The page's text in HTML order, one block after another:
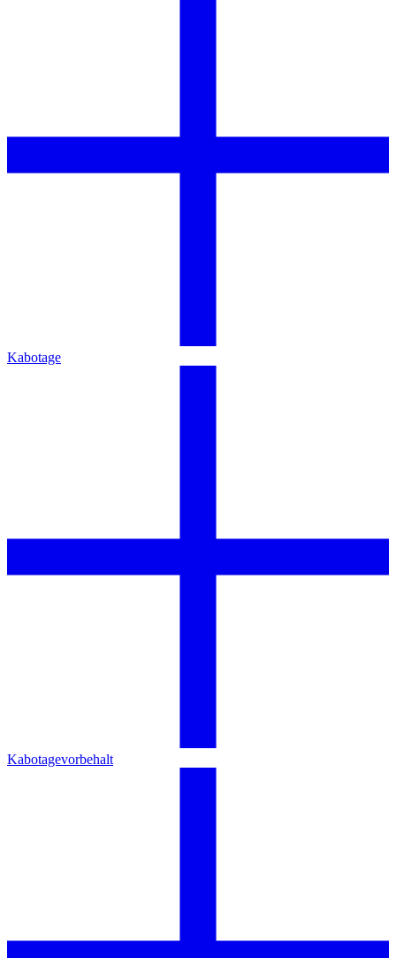
Kabotage
Kabotagevorbehalt